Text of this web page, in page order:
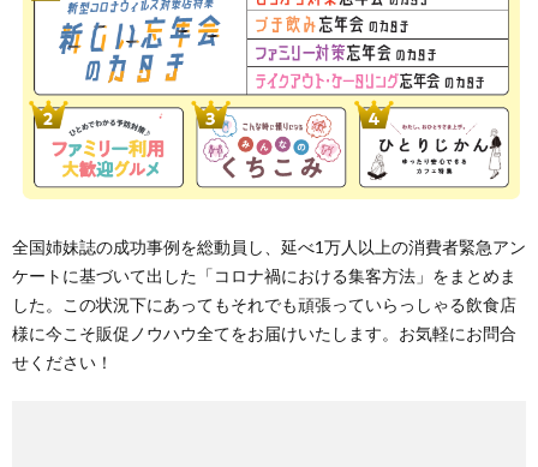
全国姉妹誌の成功事例を総動員し、延べ1万人以上の消費者緊急アン
ケートに基づいて出した「コロナ禍における集客方法」をまとめま
した。この状況下にあってもそれでも頑張っていらっしゃる飲食店
様に今こそ販促ノウハウ全てをお届けいたします。お気軽にお問合
せください！